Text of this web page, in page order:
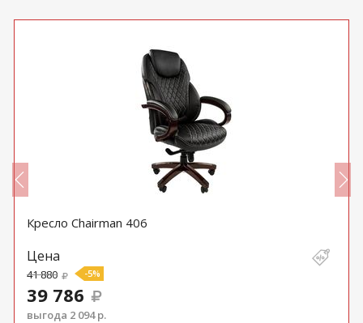
Кресло Chairman 406
Цена
41 880 -5%
39 786
выгода 2 094 р.